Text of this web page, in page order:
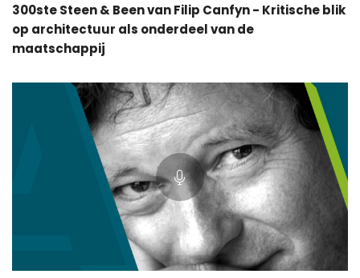
300ste Steen & Been van Filip Canfyn - Kritische blik
op architectuur als onderdeel van de
maatschappij